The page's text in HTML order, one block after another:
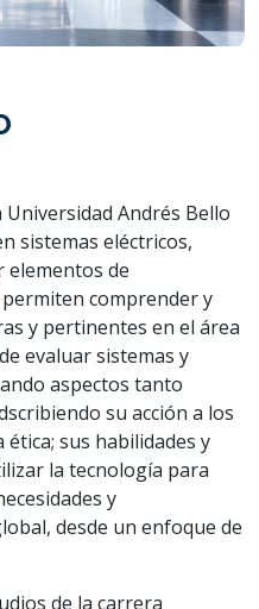
Universidad Andrés Bello
sistemas eléctricos,
elementos de
comprender y
y pertinentes en el área
evaluar sistemas y
aspectos tanto
su acción a los
ética; sus habilidades y
la tecnología para
y
desde un enfoque de
de la carrera